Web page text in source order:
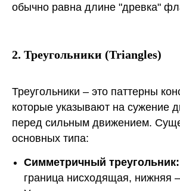
обычно равна длине "древка"
2. Треугольники (Triangles)
Треугольники – это паттерны
которые указывают на сужение
перед сильным движением.
основных типа:
Симметричный треугольник:
граница нисходящая, нижняя